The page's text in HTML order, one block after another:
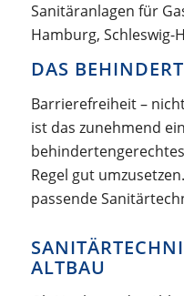
Sanitäranlagen für
Hamburg, Schleswig-
DAS
Barrierefreiheit –
ist das zunehmend
Regel gut
passende
ALTBAU